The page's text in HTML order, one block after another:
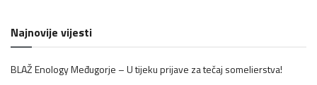
Najnovije vijesti
BLAŽ Enology Međugorje – U tijeku prijave za tečaj somelierstva!